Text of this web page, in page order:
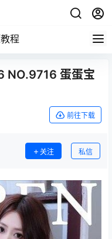
程
NO.9716 蛋蛋宝
前往下载
关注 私信